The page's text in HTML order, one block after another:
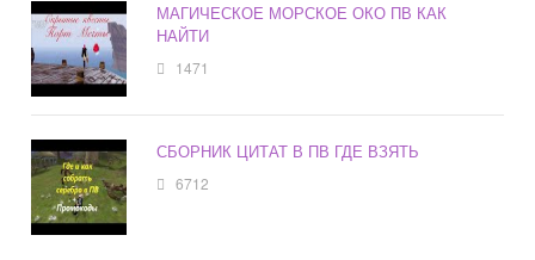
МАГИЧЕСКОЕ МОРСКОЕ ОКО ПВ КАК
НАЙТИ
1471
СБОРНИК ЦИТАТ В ПВ ГДЕ ВЗЯТЬ
6712